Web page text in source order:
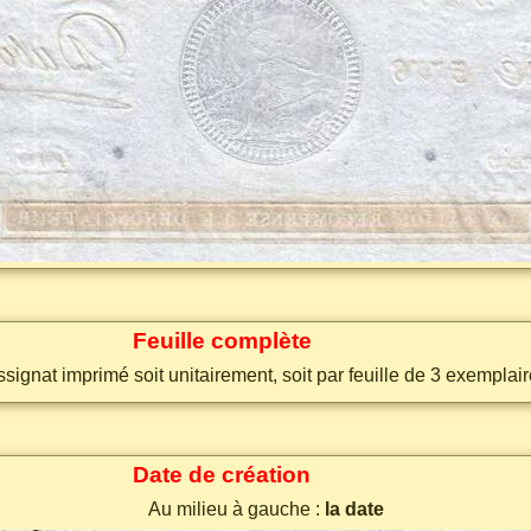
Feuille complète
imprimé soit unitairement, soit par feuille de 3
Date de création
Au milieu à gauche : la date